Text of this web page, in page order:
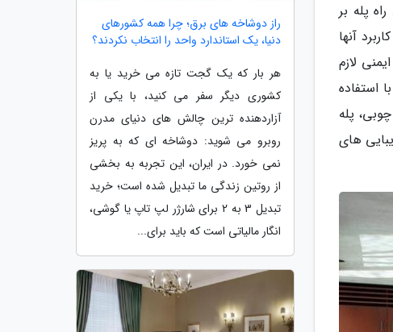
پله بر
آنها
لازم
استفاده
پله
های
راز دوشاخه های برق؛ چرا همه کشورهای
دنیا، یک استاندارد واحد را انتخاب نکردند؟
هر بار که یک گجت تازه می خرید یا به
کشوری دیگر سفر می کنید، با یکی از
آزاردهنده ترین چالش های دنیای مدرن
روبرو می شوید: دوشاخه ای که به پریز
نمی خورد. در ایران، این تجربه به بخشی
از روتین زندگی ما تبدیل شده است؛ خرید
تبدیل 3 به 2 برای شارژر لپ تاپ یا گوشی،
انگار مالیاتی است که باید برای...